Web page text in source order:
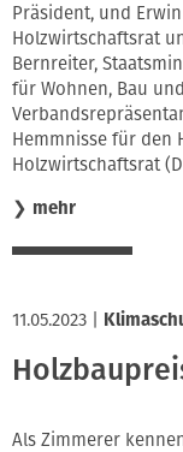
Präsident, und
Holzwirtschaftsrat
Bernreiter,
für Wohnen, Bau
Hemmnisse für den
Holzwirtschaftsrat
❯ mehr
11.05.2023
Als Zimmerer